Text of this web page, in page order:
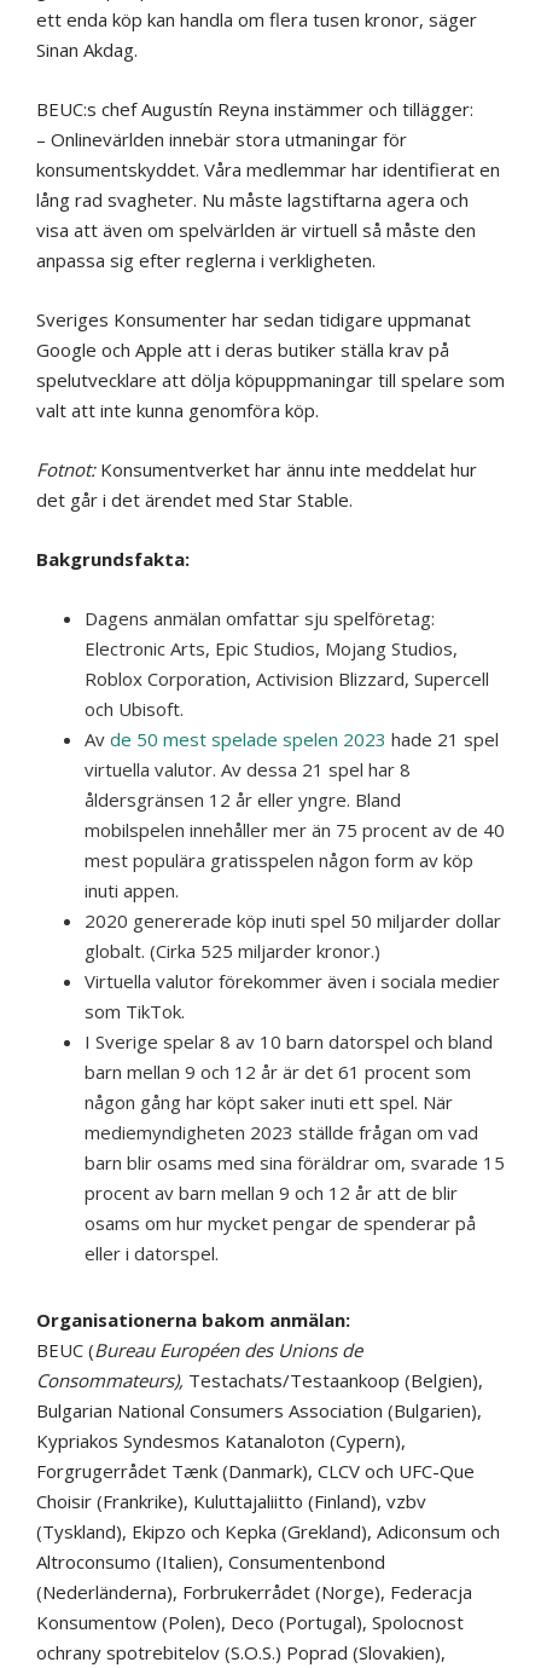
ett enda köp kan handla om flera tusen kronor, säger
Sinan Akdag.
BEUC:s chef Augustín Reyna instämmer och tillägger:
– Onlinevärlden innebär stora utmaningar för
konsumentskyddet. Våra medlemmar har identifierat en
lång rad svagheter. Nu måste lagstiftarna agera och
visa att även om spelvärlden är virtuell så måste den
anpassa sig efter reglerna i verkligheten.
Sveriges Konsumenter har sedan tidigare uppmanat
Google och Apple att i deras butiker ställa krav på
spelutvecklare att dölja köpuppmaningar till spelare som
valt att inte kunna genomföra köp.
Fotnot:Konsumentverket har ännu inte meddelat hur
det går i det ärendet med Star Stable.
Bakgrundsfakta:
Dagens anmälan omfattar sju spelföretag:
Electronic Arts, Epic Studios, Mojang Studios,
Roblox Corporation, Activision Blizzard, Supercell
och Ubisoft.
Av de 50 mest spelade spelen 2023 hade 21 spel
virtuella valutor. Av dessa 21 spel har 8
åldersgränsen 12 år eller yngre. Bland
mobilspelen innehåller mer än 75 procent av de 40
mest populära gratisspelen någon form av köp
inuti appen.
2020 genererade köp inuti spel 50 miljarder dollar
globalt. (Cirka 525 miljarder kronor.)
Virtuella valutor förekommer även i sociala medier
som TikTok.
I Sverige spelar 8 av 10 barn datorspel och bland
barn mellan 9 och 12 år är det 61 procent som
någon gång har köpt saker inuti ett spel. När
mediemyndigheten 2023 ställde frågan om vad
barn blir osams med sina föräldrar om, svarade 15
procent av barn mellan 9 och 12 år att de blir
osams om hur mycket pengar de spenderar på
eller i datorspel.
Organisationerna bakom anmälan:
BEUC (Bureau Européen des Unions de
Consommateurs), Testachats/Testaankoop (Belgien),
Bulgarian National Consumers Association (Bulgarien),
Kypriakos Syndesmos Katanaloton (Cypern),
Forgrugerrådet Tænk (Danmark), CLCV och UFC-Que
Choisir (Frankrike), Kuluttajaliitto (Finland), vzbv
(Tyskland), Ekipzo och Kepka (Grekland), Adiconsum och
Altroconsumo (Italien), Consumentenbond
(Nederländerna), Forbrukerrådet (Norge), Federacja
Konsumentow (Polen), Deco (Portugal), Spolocnost
ochrany spotrebitelov (S.O.S.) Poprad (Slovakien),